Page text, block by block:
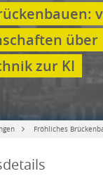
über
zur KI
Fröhliches